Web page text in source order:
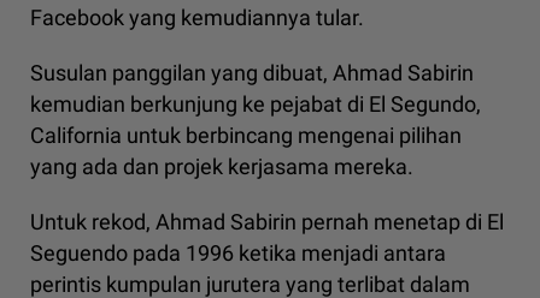
Facebook yang kemudiannya tular.
Susulan panggilan yang dibuat, Ahmad Sabirin
kemudian berkunjung ke pejabat di El Segundo,
California untuk berbincang mengenai pilihan
yang ada dan projek kerjasama mereka.
Untuk rekod, Ahmad Sabirin pernah menetap di El
Seguendo pada 1996 ketika menjadi antara
perintis kumpulan jurutera yang terlibat dalam